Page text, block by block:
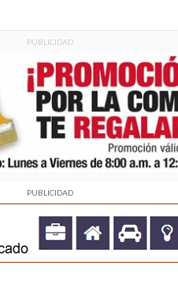
PUBLICIDAD
PUBLICIDAD